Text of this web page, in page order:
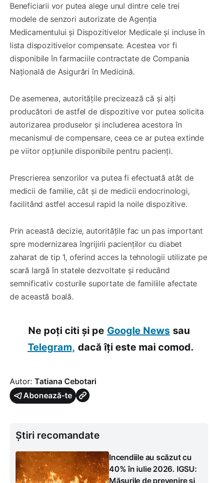
Beneficiarii vor putea alege unul dintre cele trei
modele de senzori autorizate de Agenția
Medicamentului și Dispozitivelor Medicale și incluse în
lista dispozitivelor compensate. Acestea vor fi
disponibile în farmaciile contractate de Compania
Națională de Asigurări în Medicină.
De asemenea, autoritățile precizează că și alți
producători de astfel de dispozitive vor putea solicita
autorizarea produselor și includerea acestora în
mecanismul de compensare, ceea ce ar putea extinde
pe viitor opțiunile disponibile pentru pacienți.
Prescrierea senzorilor va putea fi efectuată atât de
medicii de familie, cât și de medicii endocrinologi,
facilitând astfel accesul rapid la noile dispozitive.
Prin această decizie, autoritățile fac un pas important
spre modernizarea îngrijirii pacienților cu diabet
zaharat de tip 1, oferind acces la tehnologii utilizate pe
scară largă în statele dezvoltate și reducând
semnificativ costurile suportate de familiile afectate
de această boală.
Ne poți citi și pe Google News sau
Telegram, dacă îți este mai comod.
Autor: Tatiana Cebotari
Abonează-te
Știri recomandate
Incendiile au scăzut cu
40% în iulie 2026. IGSU:
Măsurile de prevenire și